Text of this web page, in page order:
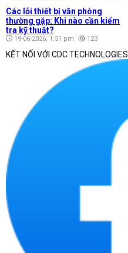
Các lỗi thiết bị văn phòng
thường gặp: Khi nào cần kiểm
tra kỹ thuật?
19-06-2026, 1:51 pm 123
KẾT NỐI VỚI CDC TECHNOLOGIES